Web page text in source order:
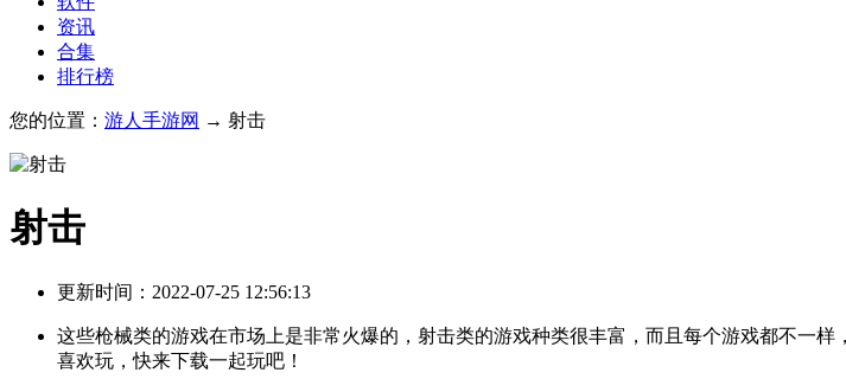
资讯
合集
排行榜
您的位置： 游人手游网 → 射击
射击
更新时间：2022-07-25 12:56:13
这些枪械类的游戏在市场上是非常火爆的，射击类的游戏种类很丰富，而且每个游戏都不一
喜欢玩，快来下载一起玩吧！